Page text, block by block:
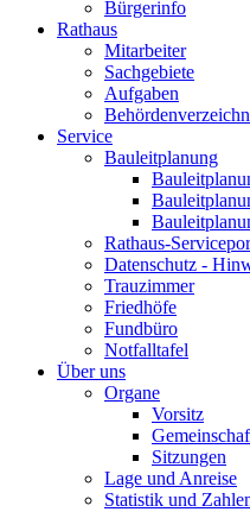
Bürgerinfo
Rathaus
Mitarbeiter
Sachgebiete
Aufgaben
Service
Bauleitplanung
Rathaus-
Datenschutz -
Trauzimmer
Friedhöfe
Fundbüro
Notfalltafel
Über uns
Organe
Vorsitz
Sitzungen
Lage und Anreise
Statistik und